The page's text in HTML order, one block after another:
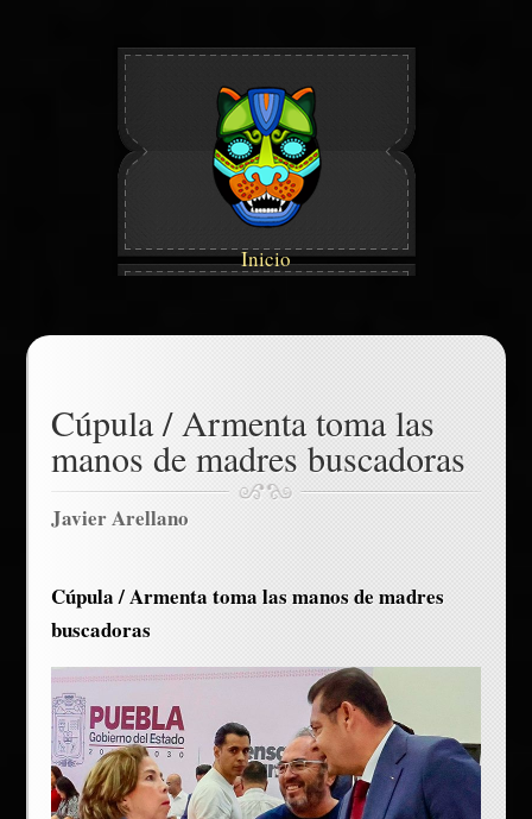
Inicio
Cúpula / Armenta toma las
manos de madres buscadoras
Javier Arellano
Cúpula / Armenta toma las manos de madres
buscadoras